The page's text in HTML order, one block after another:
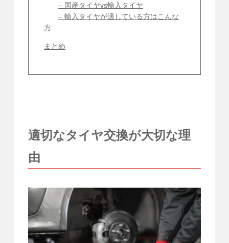
– 国産タイヤvs輸入タイヤ
– 輸入タイヤが適している方はこんな
方
まとめ
適切なタイヤ交換が大切な理
由